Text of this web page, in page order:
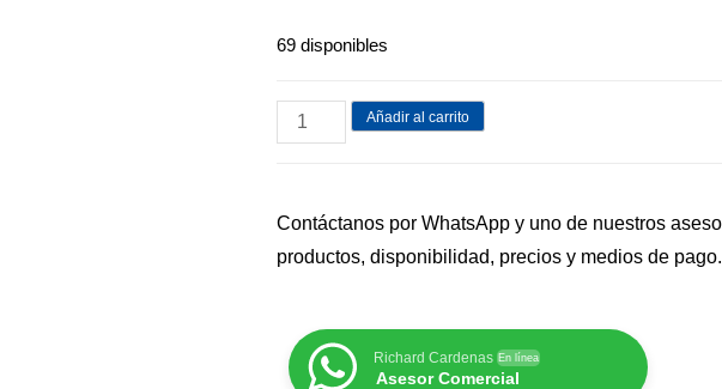
69 disponibles
Añadir al carrito
Contáctanos por WhatsApp y uno de nuestros
productos, disponibilidad, precios y medios de pago.
Richard Cardenas En línea
Asesor Comercial